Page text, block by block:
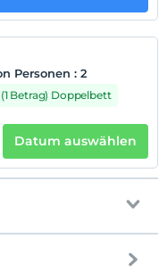
Personen : 2
(1 Betrag) Doppelbett
Datum auswählen